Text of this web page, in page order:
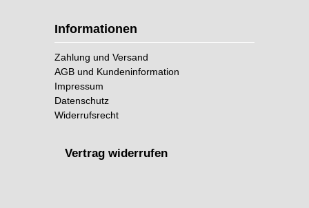
Informationen
Zahlung und Versand
AGB und Kundeninformation
Impressum
Datenschutz
Widerrufsrecht
Vertrag widerrufen